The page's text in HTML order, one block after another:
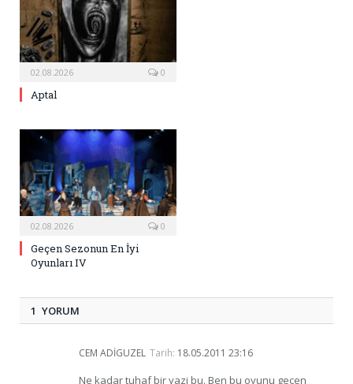
02.08.2026 0
Aptal
02.08.2026 0
Geçen Sezonun En İyi
Oyunları IV
1 YORUM
CEM ADIGUZEL Tarih: 18.05.2011 23:16
Ne kadar tuhaf bir yazi bu. Ben bu oyunu gecen